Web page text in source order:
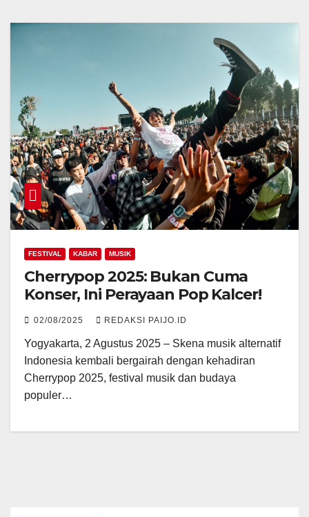
FESTIVAL KABAR MUSIK
Cherrypop 2025: Bukan Cuma
Konser, Ini Perayaan Pop Kalcer!
02/08/2025 REDAKSI PAIJO.ID
Yogyakarta, 2 Agustus 2025 – Skena musik alternatif
Indonesia kembali bergairah dengan kehadiran
Cherrypop 2025, festival musik dan budaya
populer…